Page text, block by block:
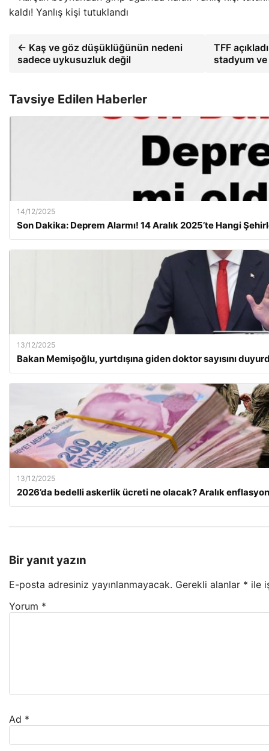
kaldı! Yanlış kişi tutuklandı
← Kaş ve göz düşüklüğünün nedeni
sadece uykusuzluk değil
TFF
stadyum
Tavsiye Edilen Haberler
14/12/2025
Son Dakika: Deprem Alarmı! 14 Aralık 2025’te Hangi
13/12/2025
Bakan Memişoğlu, yurtdışına giden doktor sayısını
13/12/2025
2026’da bedelli askerlik ücreti ne olacak? Aralık
Bir yanıt yazın
E-posta adresiniz yayınlanmayacak. Gerekli alanlar * ile
Yorum *
Ad *